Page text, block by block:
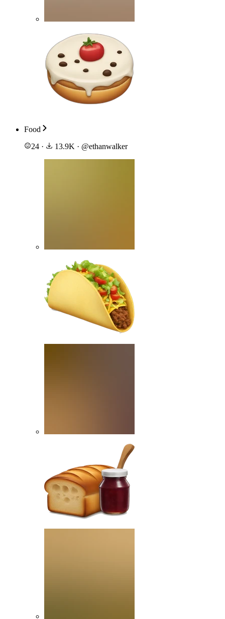
Food
24 · 13.9K · @ethanwalker